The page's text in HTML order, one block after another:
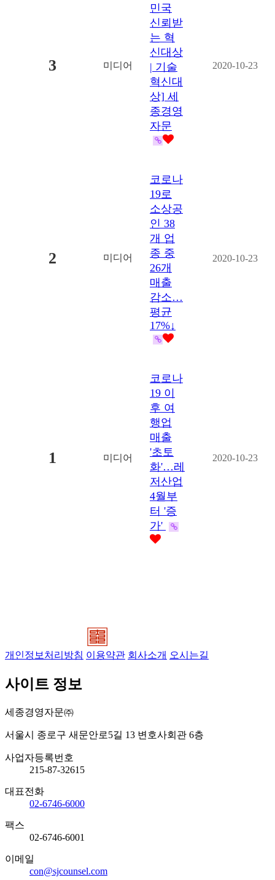
3 미디어
민국
신뢰받
는 혁
신대상
| 기술
혁신대
상] 세
종경영
자문
2020-10-23
2 미디어
코로나
19로
소상공
인 38
개 업
종 중
26개
매출
감소…
평균
17%↓
2020-10-23
1 미디어
코로나
19 이
후 여
행업
매출
'초토
화'…레
저산업
4월부
터 '증
가'
2020-10-23
개인정보처리방침 이용약관 회사소개 오시는길
사이트 정보
세종경영자문㈜
서울시 종로구 새문안로5길 13 변호사회관 6층
사업자등록번호
215-87-32615
대표전화
02-6746-6000
팩스
02-6746-6001
이메일
con@sjcounsel.com